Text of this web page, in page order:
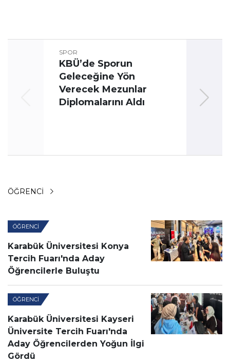
SPOR
KBÜ’de Sporun
Geleceğine Yön
Verecek Mezunlar
Diplomalarını Aldı
ÖĞRENCI
ÖĞRENCI
Karabük Üniversitesi Konya
Tercih Fuarı'nda Aday
Öğrencilerle Buluştu
ÖĞRENCI
Karabük Üniversitesi Kayseri
Üniversite Tercih Fuarı'nda
Aday Öğrencilerden Yoğun İlgi
Gördü